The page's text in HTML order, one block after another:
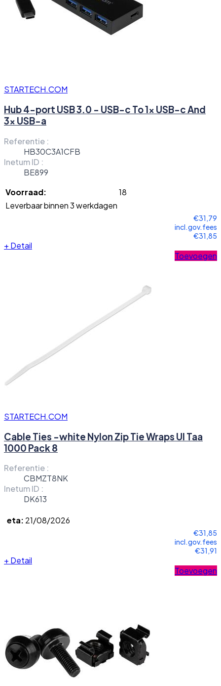
STARTECH.COM
Hub 4-port USB 3.0 - USB-c To 1x USB-c And
3x USB-a
Referentie :
HB30C3A1CFB
Inetum ID :
BE899
Voorraad:
18
Leverbaar binnen 3 werkdagen
€31,79
incl.gov.fees
€31,85
+ Detail
Toevoegen
STARTECH.COM
Cable Ties -white Nylon Zip Tie Wraps Ul Taa
1000 Pack 8
Referentie :
CBMZT8NK
Inetum ID :
DK613
eta: 21/08/2026
€31,85
incl.gov.fees
€31,91
+ Detail
Toevoegen